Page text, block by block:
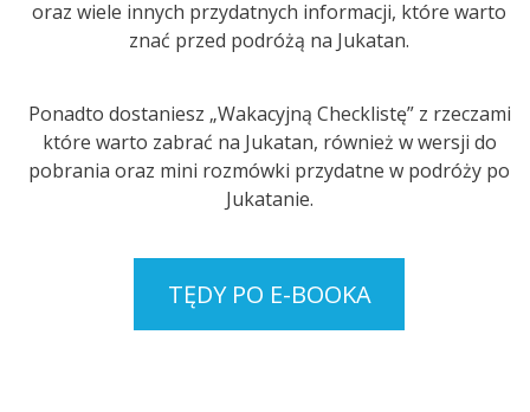
oraz wiele innych przydatnych informacji, które warto
znać przed podróżą na Jukatan.
Ponadto dostaniesz „Wakacyjną Checklistę” z rzeczami
które warto zabrać na Jukatan, również w wersji do
pobrania oraz mini rozmówki przydatne w podróży po
Jukatanie.
TĘDY PO E-BOOKA